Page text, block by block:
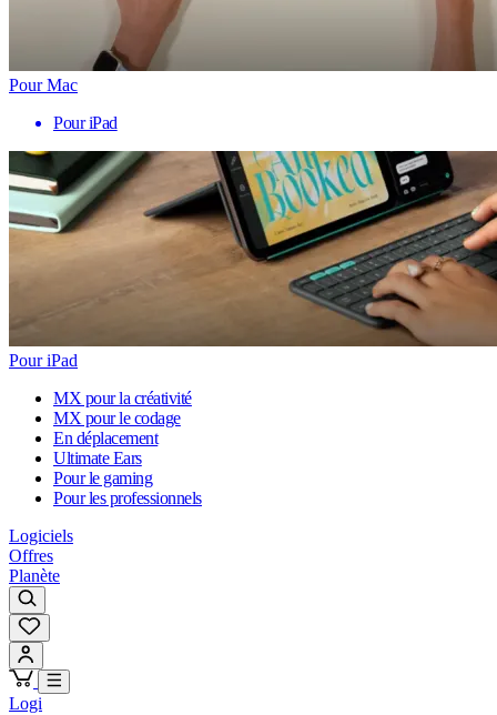
Pour Mac
Pour iPad
Pour iPad
MX pour la créativité
MX pour le codage
En déplacement
Ultimate Ears
Pour le gaming
Pour les professionnels
Logiciels
Offres
Planète
Logi